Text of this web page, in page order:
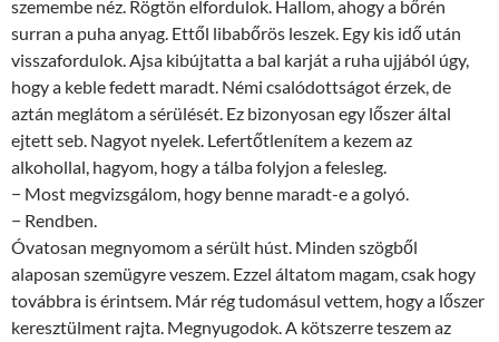
szemembe néz. Rögtön elfordulok. Hallom, ahogy a bőrén
surran a puha anyag. Ettől libabőrös leszek. Egy kis idő után
visszafordulok. Ajsa kibújtatta a bal karját a ruha ujjából úgy,
hogy a keble fedett maradt. Némi csalódottságot érzek, de
aztán meglátom a sérülését. Ez bizonyosan egy lőszer által
ejtett seb. Nagyot nyelek. Lefertőtlenítem a kezem az
alkohollal, hagyom, hogy a tálba folyjon a felesleg.
− Most megvizsgálom, hogy benne maradt-e a golyó.
− Rendben.
Óvatosan megnyomom a sérült húst. Minden szögből
alaposan szemügyre veszem. Ezzel áltatom magam, csak hogy
továbbra is érintsem. Már rég tudomásul vettem, hogy a lőszer
keresztülment rajta. Megnyugodok. A kötszerre teszem az